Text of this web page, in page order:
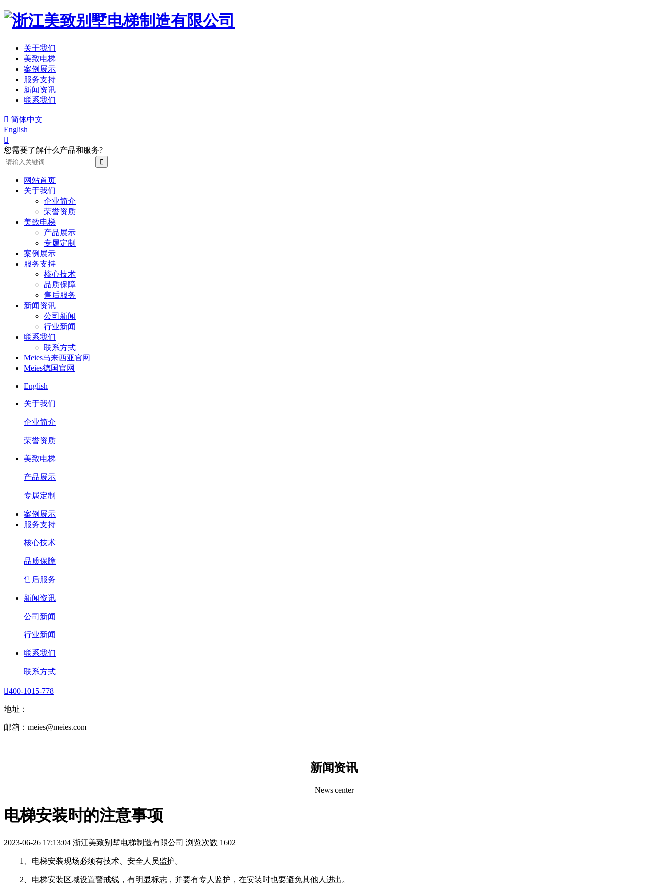
关于我们
美致电梯
案例展示
服务支持
新闻资讯
联系我们
 简体中文
English

您需要了解什么产品和服务?
网站首页
关于我们
企业简介
荣誉资质
美致电梯
产品展示
专属定制
案例展示
服务支持
核心技术
品质保障
售后服务
新闻资讯
公司新闻
行业新闻
联系我们
联系方式
Meies马来西亚官网
Meies德国官网
English
关于我们
企业简介
荣誉资质
美致电梯
产品展示
专属定制
案例展示
服务支持
核心技术
品质保障
售后服务
新闻资讯
公司新闻
行业新闻
联系我们
联系方式
400-1015-778
地址：
邮箱：meies@meies.com
新闻资讯
News center
电梯安装时的注意事项
2023-06-26 17:13:04 浙江美致别墅电梯制造有限公司 浏览次数 1602
1、电梯安装现场必须有技术、安全人员监护。
2、电梯安装区域设置警戒线，有明显标志，并要有专人监护，在安装时也要避免其他人进出。